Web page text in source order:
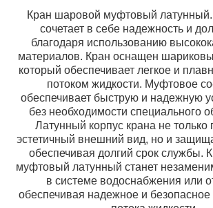
Кран шаровой муфтовый латунный.
сочетает в себе надежность и
благодаря использованию
материалов. Кран оснащен
который обеспечивает легкое и
потоком жидкости. Муфтовое
обеспечивает быструю и надежную
без необходимости специального
Латунный корпус крана не только
эстетичный внешний вид, но и
обеспечивая долгий срок службы.
муфтовый латунный станет
в системе водоснабжения или
обеспечивая надежное и безопасное